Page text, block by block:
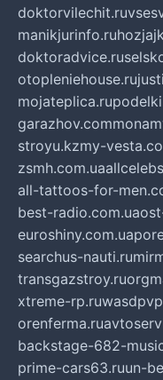
doktorvilechit.ru
manikjurinfo.ru
doktoradvice.ru
otopleniehouse.ru
mojateplica.ru
garazhov.com
stroyu.kzmy-
zsmh.com.ua
all-tattoos-for-
best-radio.com.ua
euroshiny.com.ua
searchus-nauti.ru
transgazstroy.ru
xtreme-rp.ru
orenferma.ru
backstage-682-
prime-cars63.ruun-